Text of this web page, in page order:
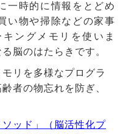
一時的に情報をとどめ
い物や掃除などの家事
ングメモリを使いま
脳のはたらきです。
リを多様なプログラ
者の物忘れを防ぎ、
ソッド」（脳活性化プ